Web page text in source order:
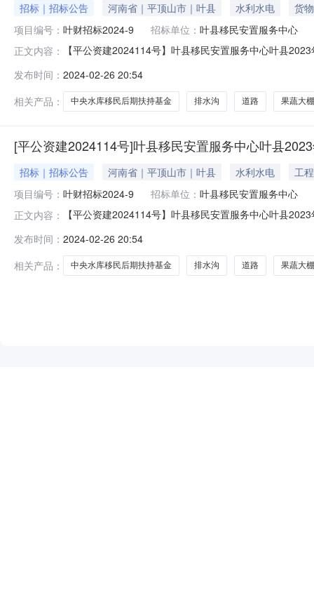
招标｜招标公告 河南省｜平顶山市｜叶县 水利水电
货物
项目编号： 叶财招标2024-9 招标单位： 叶县移民安置服务中心
正文内容：
【平公资建2024114号】叶县移民安置服务中心叶县
号：叶财招标2024-92、项目名称：叶县移民安置服务
发布时间： 2024-02-26 20:54
相关产品：
中央水库移民后期扶持基金 排水沟 道路 果蔬大棚
[平公资建2024114号]叶县移民安置服务中心叶县
招标｜招标公告 河南省｜平顶山市｜叶县 水利水电
工程
项目编号： 叶财招标2024-9 招标单位： 叶县移民安置服务中心
正文内容：
【平公资建2024114号】叶县移民安置服务中心叶县
共资源交易中心网站获取招标文件，并于2024年3月19
发布时间： 2024-02-26 20:54
相关产品：
中央水库移民后期扶持基金 排水沟 道路 果蔬大棚